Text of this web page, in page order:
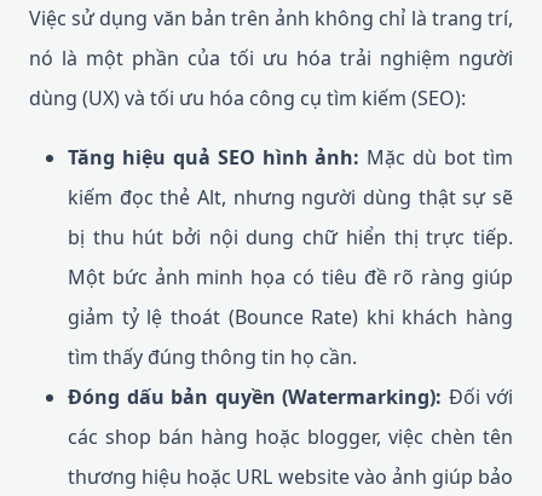
Việc sử dụng văn bản trên ảnh không chỉ là trang trí,
nó là một phần của tối ưu hóa trải nghiệm người
dùng (UX) và tối ưu hóa công cụ tìm kiếm (SEO):
Tăng hiệu quả SEO hình ảnh: Mặc dù bot tìm
kiếm đọc thẻ Alt, nhưng người dùng thật sự sẽ
bị thu hút bởi nội dung chữ hiển thị trực tiếp.
Một bức ảnh minh họa có tiêu đề rõ ràng giúp
giảm tỷ lệ thoát (Bounce Rate) khi khách hàng
tìm thấy đúng thông tin họ cần.
Đóng dấu bản quyền (Watermarking): Đối với
các shop bán hàng hoặc blogger, việc chèn tên
thương hiệu hoặc URL website vào ảnh giúp bảo